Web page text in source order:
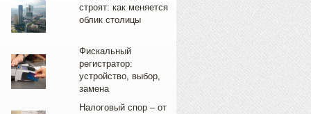
строят: как меняется
облик столицы
Фискальный
регистратор:
устройство, выбор,
замена
Налоговый спор – от